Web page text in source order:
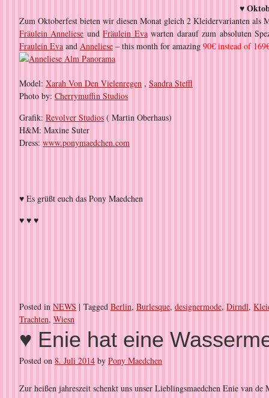
♥
Zum Oktoberfest bieten wir diesen Monat gleich 2 Kleidervarianten als
Fräulein Anneliese undFräulein Evawarten darauf zum absoluten
Fraulein Eva and Anneliese – this month for amazing 90€ instead of
Model: Xarah Von Den Vielenregen , Sandra Steffl
Photo by: Cherrymuffin Studios
Grafik: Revolver Studios ( Martin Oberhaus)
H&M: Maxine Suter
Dress: www.ponymaedchen.com
♥ Es grüßt euch das Pony Maedchen
♥ ♥ ♥
Posted in NEWS | Tagged Berlin, Burlesque,designermode,Dirndl,
Trachten, Wiesn
♥ Enie hat eine
Posted on 8. Juli 2014 by Pony Maedchen
Zur heißen jahreszeit schenkt uns unser Lieblingsmaedchen Enie van